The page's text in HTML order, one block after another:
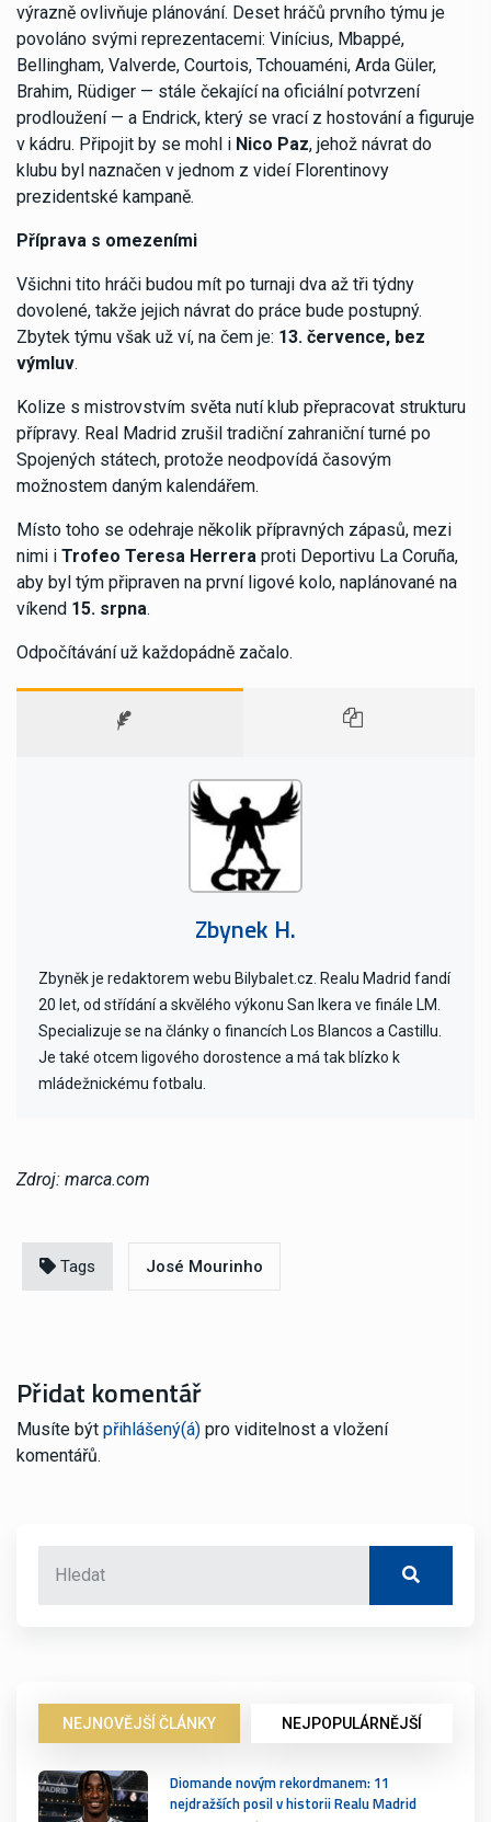
výrazně ovlivňuje plánování. Deset hráčů prvního týmu je
povoláno svými reprezentacemi: Vinícius, Mbappé,
Bellingham, Valverde, Courtois, Tchouaméni, Arda Güler,
Brahim, Rüdiger — stále čekající na oficiální potvrzení
prodloužení — a Endrick, který se vrací z hostování a figuruje
v kádru. Připojit by se mohl i Nico Paz, jehož návrat do
klubu byl naznačen v jednom z videí Florentinovy
prezidentské kampaně.
Příprava s omezeními
Všichni tito hráči budou mít po turnaji dva až tři týdny
dovolené, takže jejich návrat do práce bude postupný.
Zbytek týmu však už ví, na čem je: 13. července, bez
výmluv.
Kolize s mistrovstvím světa nutí klub přepracovat strukturu
přípravy. Real Madrid zrušil tradiční zahraniční turné po
Spojených státech, protože neodpovídá časovým
možnostem daným kalendářem.
Místo toho se odehraje několik přípravných zápasů, mezi
nimi i Trofeo Teresa Herrera proti Deportivu La Coruña,
aby byl tým připraven na první ligové kolo, naplánované na
víkend 15. srpna.
Odpočítávání už každopádně začalo.
Zbynek H.
Zbyněk je redaktorem webu Bilybalet.cz. Realu Madrid fandí
20 let, od střídání a skvělého výkonu San Ikera ve finále LM.
Specializuje se na články o financích Los Blancos a Castillu.
Je také otcem ligového dorostence a má tak blízko k
mládežnickému fotbalu.
Zdroj: marca.com
Tags José Mourinho
Přidat komentář
Musíte být přihlášený(á) pro viditelnost a vložení
komentářů.
NEJNOVĚJŠÍ ČLÁNKY NEJPOPULÁRNĚJŠÍ
Diomande novým rekordmanem: 11
nejdražších posil v historii Realu Madrid